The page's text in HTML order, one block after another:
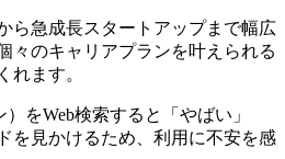
ら急成長スタートアップまで幅広
々のキャリアプランを叶えられる
れます。
をWeb検索すると「やばい」
を見かけるため、利用に不安を感